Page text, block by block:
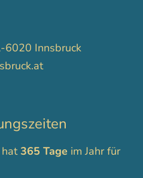
6020 Innsbruck
hat365 Tage im Jahr für